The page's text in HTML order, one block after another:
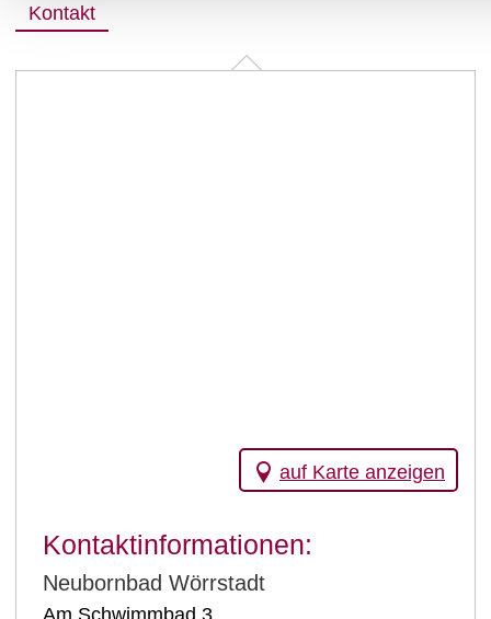
Kontakt
auf Karte anzeigen
Kontaktinformationen:
Neubornbad Wörrstadt
Am Schwimmbad 3